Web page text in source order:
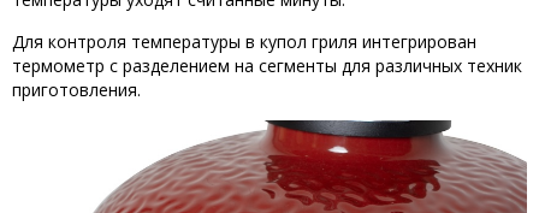
Для контроля температуры в купол гриля интегрирован
термометр с разделением на сегменты для различных техник
приготовления.